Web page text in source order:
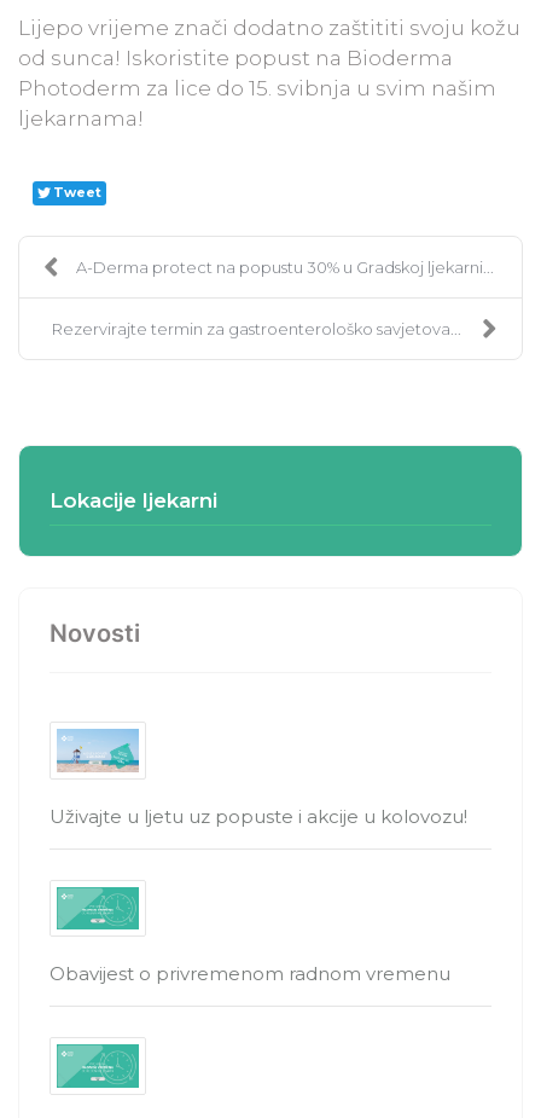
Lijepo vrijeme znači dodatno zaštititi svoju kožu
od sunca! Iskoristite popust na Bioderma
Photoderm za lice do 15. svibnja u svim našim
ljekarnama!
Tweet
A-Derma protect na popustu 30% u Gradskoj ljekarni...
Rezervirajte termin za gastroenterološko savjetova...
Lokacije ljekarni
Novosti
Uživajte u ljetu uz popuste i akcije u kolovozu!
Obavijest o privremenom radnom vremenu